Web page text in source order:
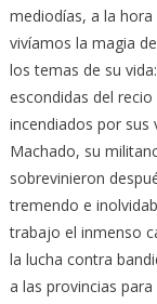
mediodías, a la
vivíamos la magia
los temas de su
escondidas del
incendiados por sus
Machado, su
sobrevinieron
tremendo e
trabajo el inmenso
la lucha contra
a las provincias